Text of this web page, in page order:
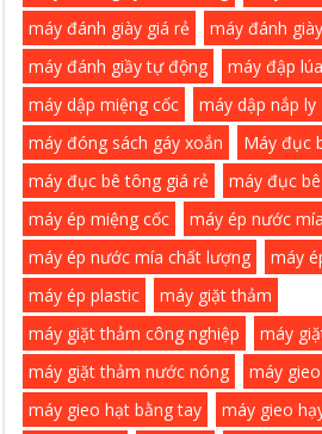
máy đánh giày giá rẻ
máy đánh
máy đánh giầy tự động
máy đập
máy dập miệng cốc
máy dập nắp ly
máy đóng sách gáy xoắn
Máy đục
máy đục bê tông giá rẻ
máy đục
máy ép miệng cốc
máy ép nước mía
máy ép nước mía chất lượng
máy
máy ép plastic
máy giặt thảm
máy giặt thảm công nghiệp
máy
máy giặt thảm nước nóng
máy
máy gieo hạt bằng tay
máy gieo